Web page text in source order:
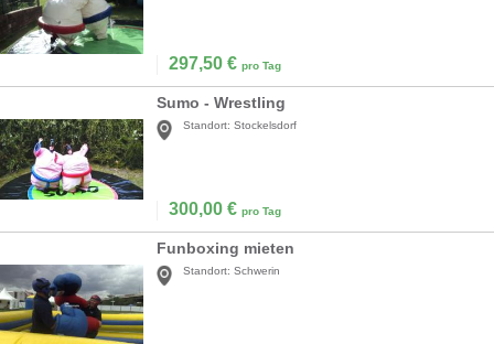
297,50 € pro Tag
Sumo - Wrestling
Standort: Stockelsdorf
300,00 € pro Tag
Funboxing mieten
Standort: Schwerin